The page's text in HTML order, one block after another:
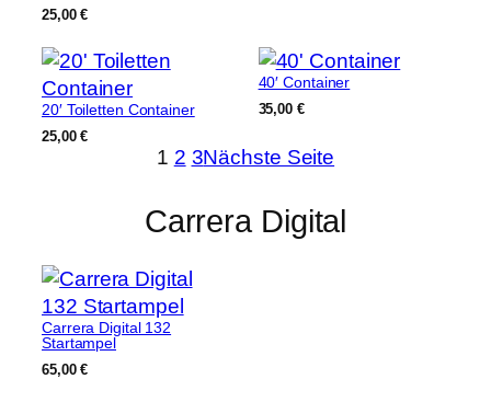
25,00€
20′ Toiletten Container
25,00€
40′ Container
35,00 €
1 2 3Nächste Seite
Carrera Digital
Carrera Digital 132
Startampel
65,00€